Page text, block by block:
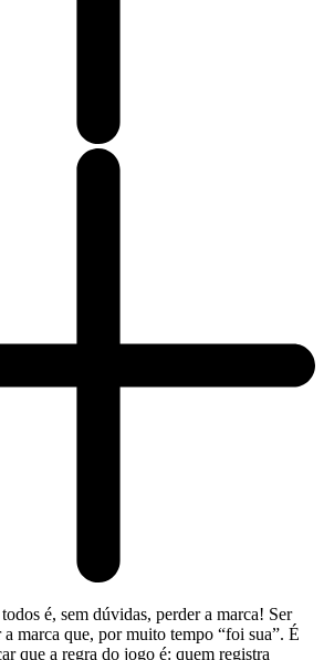
é, sem dúvidas, perder a marca! Ser
marca que, por muito tempo “foi sua”. É
que a regra do jogo é: quem registra